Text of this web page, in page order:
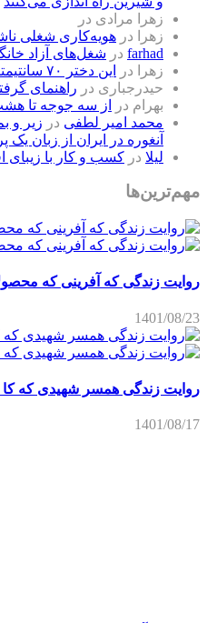
زهرا مرادی در
زهرا
در هویه‌کاری شغلی
farhad در شغل‌های آزاد
زهرا
در
این دختر ۷۰ سانتیمتری، یک کارآفرین نمونه است
حیدرجباری در راهنمای
بهرام در
از سه جوجه تا
محمد امیر لطفی در زیر و
آنغوره در ایران از زبان
لیلا در کسب و کار با زیبای
مهم‌ترین‌ها
روایت زندگی که آفرینی که
1401/08/23
روایت زندگی همسر شهیدی که
1401/08/17